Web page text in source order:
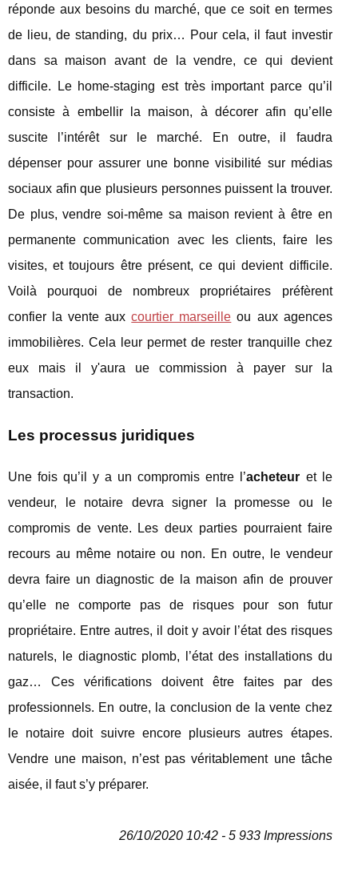
réponde aux besoins du marché, que ce soit en termes
de lieu, de standing, du prix… Pour cela, il faut investir
dans sa maison avant de la vendre, ce qui devient
difficile. Le home-staging est très important parce qu’il
consiste à embellir la maison, à décorer afin qu’elle
suscite l’intérêt sur le marché. En outre, il faudra
dépenser pour assurer une bonne visibilité sur médias
sociaux afin que plusieurs personnes puissent la trouver.
De plus, vendre soi-même sa maison revient à être en
permanente communication avec les clients, faire les
visites, et toujours être présent, ce qui devient difficile.
Voilà pourquoi de nombreux propriétaires préfèrent
confier la vente auxcourtier marseille ou aux agences
immobilières. Cela leur permet de rester tranquille chez
eux mais il y'aura ue commission à payer sur la
transaction.
Les processus juridiques
Une fois qu’il y a un compromis entre l’acheteur et le
vendeur, le notaire devra signer la promesse ou le
compromis de vente. Les deux parties pourraient faire
recours au même notaire ou non. En outre, le vendeur
devra faire un diagnostic de la maison afin de prouver
qu’elle ne comporte pas de risques pour son futur
propriétaire. Entre autres, il doit y avoir l’état des risques
naturels, le diagnostic plomb, l’état des installations du
gaz… Ces vérifications doivent être faites par des
professionnels. En outre, la conclusion de la vente chez
le notaire doit suivre encore plusieurs autres étapes.
Vendre une maison, n’est pas véritablement une tâche
aisée, il faut s’y préparer.
26/10/2020 10:42 - 5 933 Impressions